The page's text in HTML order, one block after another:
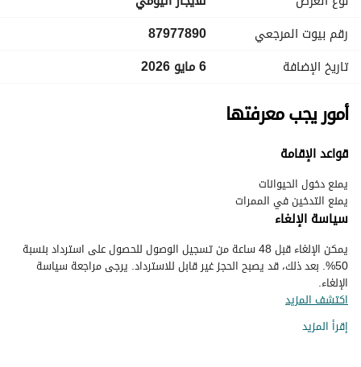
رقم بيوت المرجعي
87977890
تاريخ الإضافة
6 مايو 2026
أمور يجب معرفتها
قواعد الإقامة
يمنع التدخين في الممرات
سياسة الإلغاء
يمكن الإلغاء قبل 48 ساعة من تسجيل الوصول للحصول على استرداد بنسبة
50%. بعد ذلك، قد يصبح الحجز غير قابل للاسترداد. يرجى مراجعة سياسة
الإلغاء.
اكتشف المزيد
إقرأ المزيد